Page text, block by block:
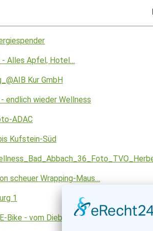
- Alles Apfel, Hotel…
endlich wieder Wellness
Kufstein-Süd
scheuer Wrapping-Maus…
Bike - vom Diebstahl bis…